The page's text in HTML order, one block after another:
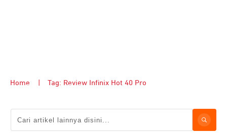
Home Tag: Review Infinix Hot 40 Pro